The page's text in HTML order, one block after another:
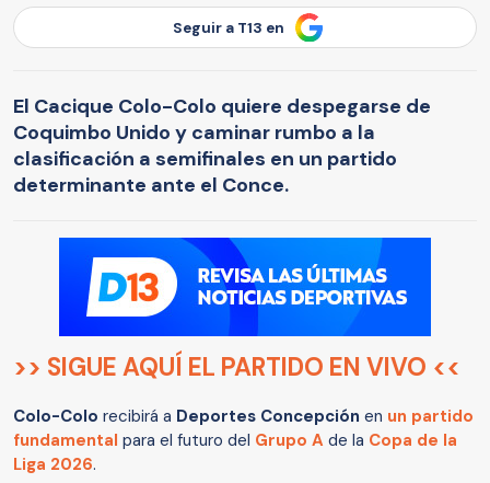
Seguir a T13 en
El Cacique Colo-Colo quiere despegarse de
Coquimbo Unido y caminar rumbo a la
clasificación a semifinales en un partido
determinante ante el Conce.
>> SIGUE AQUÍ EL PARTIDO EN VIVO <<
Colo-Colo recibirá a Deportes Concepción en un partido
fundamental para el futuro del Grupo A de la Copa de la
Liga 2026.